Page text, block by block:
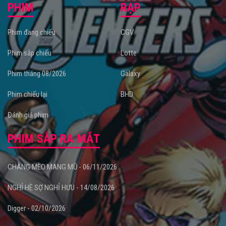
PHIM
Phim đang chiếu
Phim sắp chiếu
Phim tháng 08/2026
Phim chiếu lại
Đánh giá phim
RẠP
CGV
Lotte
Galaxy
BHD
PHIM SẮP RA MẮT
CHÀNG MÈO MANG MŨ - 06/11/2026
NGHỈ HÈ SỢ NGHỈ HƯU - 14/08/2026
Digger - 02/10/2026